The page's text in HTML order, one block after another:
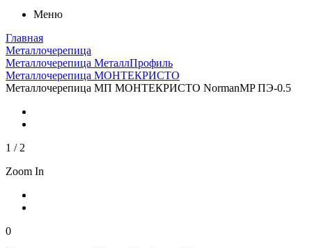
Меню
Главная
Металлочерепица
Металлочерепица МеталлПрофиль
Металлочерепица МОНТЕКРИСТО
Металлочерепица МП МОНТЕКРИСТО NormanMP ПЭ-0.5
1 / 2
Zoom In
0